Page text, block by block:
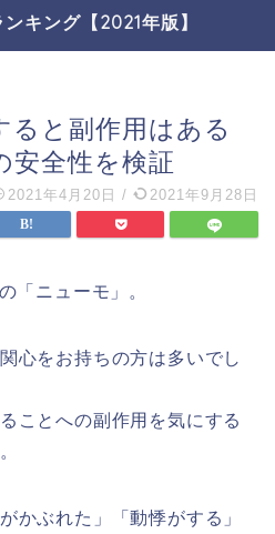
キング【2021年版】
ると副作用はある
安全性を検証
2021年4月20日 / 2021年9月28日
「ニューモ」。
心をお持ちの方は多いでし
ことへの副作用を気にする
かぶれた」「動悸がする」